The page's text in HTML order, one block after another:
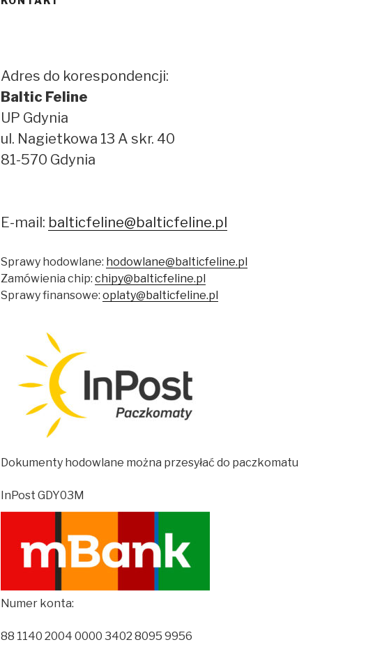
Adres do korespondencji:
Baltic Feline
UP Gdynia
ul. Nagietkowa 13 A skr. 40
81-570 Gdynia
E-mail: balticfeline@balticfeline.pl
Sprawy hodowlane: hodowlane@balticfeline.pl
Zamówienia chip: chipy@balticfeline.pl
Sprawy finansowe: oplaty@balticfeline.pl
Dokumenty hodowlane można przesyłać do paczkomatu
InPost GDY03M
Numer konta:
88 1140 2004 0000 3402 8095 9956